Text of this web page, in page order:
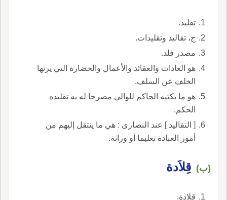
تقليد.
ج، تقاليد وتقليدات.
مصدر قلد.
هو العادات والعقائد والأعمال والحضارة التي يرثها
الخلف عن السلف.
هو ما يكتبه الحاكم للوالي مصرحا له به تقليده
الحكم.
[ التقاليد ] عند النصارى : هي ما ينتقل إليهم من
أمور العبادة تعليما أو وراثة.
(ب) قِلاَدة
قلادة.